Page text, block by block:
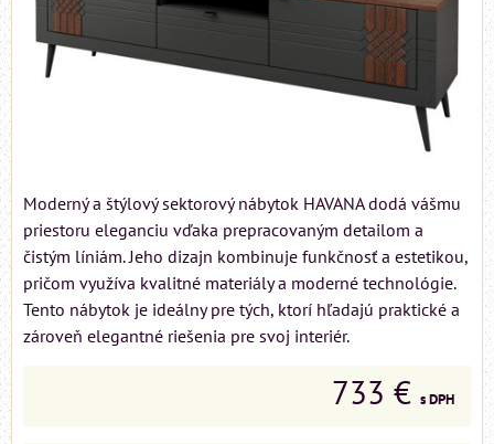
Moderný a štýlový sektorový nábytok HAVANA dodá vášmu
priestoru eleganciu vďaka prepracovaným detailom a
čistým líniám. Jeho dizajn kombinuje funkčnosť a estetikou,
pričom využíva kvalitné materiály a moderné technológie.
Tento nábytok je ideálny pre tých, ktorí hľadajú praktické a
zároveň elegantné riešenia pre svoj interiér.
733 € s DPH